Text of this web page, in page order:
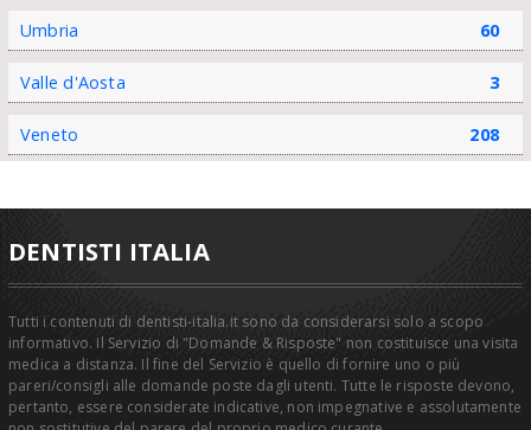
Umbria 60
Valle d'Aosta 3
Veneto 208
DENTISTI ITALIA
Tutti i contenuti di dentisti-italia.it sono da considerarsi solo a scopo
informativo. Il Servizio di "Domande & Risposte" non costituisce una visita
medica a distanza. Il fine del Servizio è quello di fornire uno o più
pareri/consigli alle domande poste dagli utenti. Tutte le risposte devono,
pertanto, essere considerate indicative, non impegnative e assolutamente